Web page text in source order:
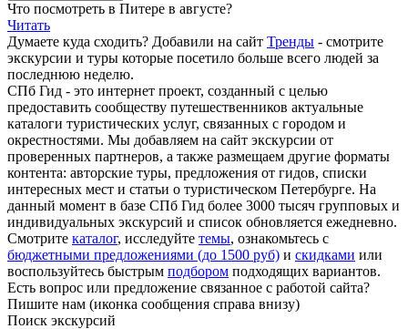
Что посмотреть в Питере в августе?
Читать
Думаете куда сходить? Добавили на сайт Тренды - смотрите
экскурсии и туры которые посетило больше всего людей за
последнюю неделю.
СПб Гид - это интернет проект, созданный с целью
предоставить сообществу путешественников актуальные
каталоги туристических услуг, связанных с городом и
окрестностями. Мы добавляем на сайт экскурсии от
проверенных партнеров, а также размещаем другие форматы
контента: авторские туры, предложения от гидов, списки
интересных мест и статьи о туристическом Петербурге. На
данный момент в базе СПб Гид более 3000 тысяч групповых и
индивидуальных экскурсий и список обновляется ежедневно.
Смотрите каталог, исследуйте темы, ознакомьтесь с
бюджетными предложениями (до 1500 руб) и скидками или
воспользуйтесь быстрым подбором подходящих вариантов.
Есть вопрос или предложение связанное с работой сайта?
Пишите нам (иконка сообщения справа внизу)
Поиск экскурсий